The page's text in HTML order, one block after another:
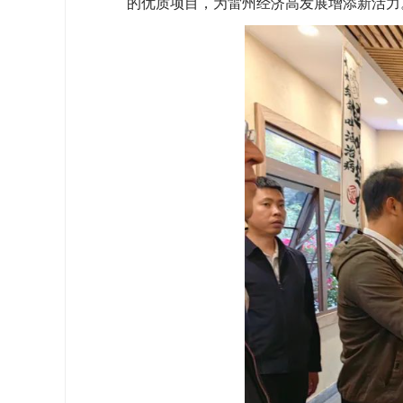
的优质项目，为雷州经济高发展增添新活力